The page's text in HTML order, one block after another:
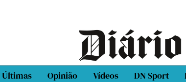
Últimas Opinião Vídeos DN Sport